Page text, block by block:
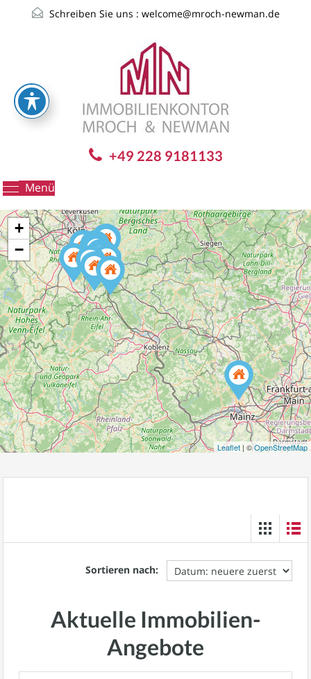
Schreiben Sie uns : welcome@mroch-newman.de
+49 228 9181133
Menü
+
−
Leaflet| ©OpenStreetMap
Sortieren nach:
Aktuelle Immobilien-
Angebote